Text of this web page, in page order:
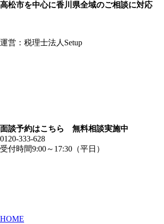
高松市を中心に香川県全域のご相談に対応
運営：税理士法人Setup
面談予約はこちら 無料相談実施中
0120-333-628
受付時間9:00～17:30（平日）
HOME